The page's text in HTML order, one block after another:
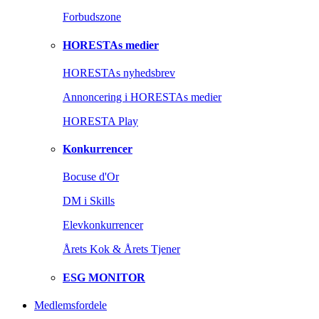
Forbudszone
HORESTAs medier
HORESTAs nyhedsbrev
Annoncering i HORESTAs medier
HORESTA Play
Konkurrencer
Bocuse d'Or
DM i Skills
Elevkonkurrencer
Årets Kok & Årets Tjener
ESG MONITOR
Medlemsfordele